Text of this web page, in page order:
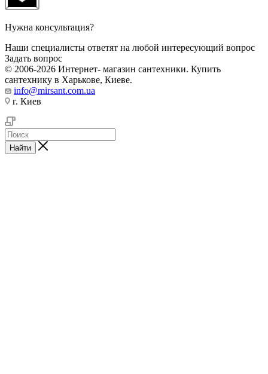
Нужна консультация?
Наши специалисты ответят на любой интересующий вопрос
Задать вопрос
© 2006-2026 Интернет- магазин сантехники. Купить
сантехнику в Харькове, Киеве.
info@mirsant.com.ua
г. Киев
Найти